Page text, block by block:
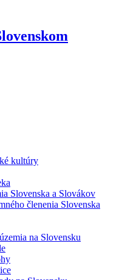
kultúry
Slovenska a Slovákov
členenia Slovenska
na Slovensku